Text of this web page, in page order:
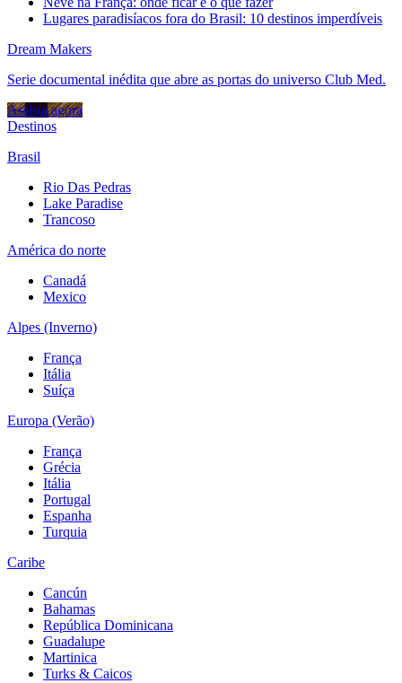
Lugares paradisíacos fora do Brasil: 10 destinos imperdíveis
Dream Makers
Serie documental inédita que abre as portas do universo Club Med.
Assista agora
Destinos
Brasil
Rio Das Pedras
Lake Paradise
Trancoso
América do norte
Canadá
Mexico
Alpes (Inverno)
França
Itália
Suíça
Europa (Verão)
França
Grécia
Itália
Portugal
Espanha
Turquia
Caribe
Cancún
Bahamas
República Dominicana
Guadalupe
Martinica
Turks & Caicos